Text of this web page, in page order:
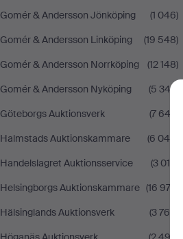
Gomér & Andersson Jönköping
(1 046)
Gomér & Andersson Linköping
(19 548)
Gomér & Andersson Norrköping
(12 148)
Gomér & Andersson Nyköping
(5 342)
Göteborgs Auktionsverk
(7 642)
Halmstads Auktionskammare
(6 046)
Handelslagret Auktionsservice
(3 016)
Helsingborgs Auktionskammare (16 974)
Hälsinglands Auktionsverk
(3 765)